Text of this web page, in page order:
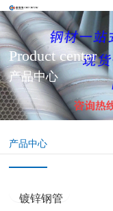
Product center
产品中心
产品中心
镀锌钢管